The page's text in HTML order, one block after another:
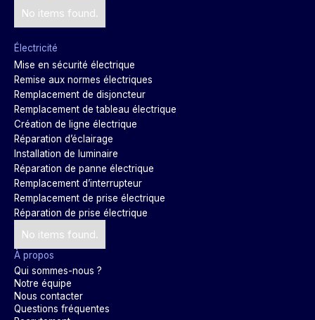
No items found.
Électricité
Mise en sécurité électrique
Remise aux normes électriques
Remplacement de disjoncteur
Remplacement de tableau électrique
Création de ligne électrique
Réparation d’éclairage
Installation de luminaire
Réparation de panne électrique
Remplacement d’interrupteur
Remplacement de prise électrique
Réparation de prise électrique
No items found.
À propos
Qui sommes-nous ?
Notre équipe
Nous contacter
Questions fréquentes